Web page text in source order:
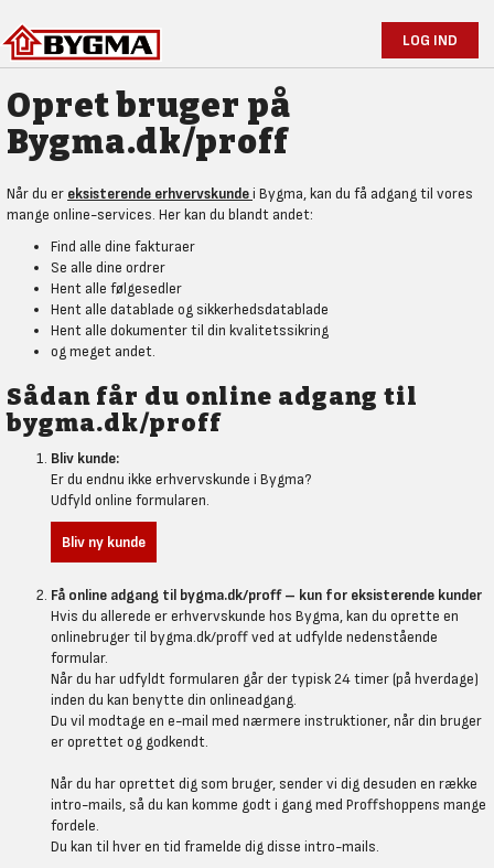
LOG IND
Opret bruger på
Bygma.dk/proff
Når du er eksisterende erhvervskundei Bygma, kan du få adgang til vores
mange online-services. Her kan du blandt andet:
Find alle dine fakturaer
Se alle dine ordrer
Hent alle følgesedler
Hent alle datablade og sikkerhedsdatablade
Hent alle dokumenter til din kvalitetssikring
og meget andet.
Sådan får du online adgang til
bygma.dk/proff
Bliv kunde:
Er du endnu ikke erhvervskunde i Bygma?
Udfyld online formularen.
Bliv ny kunde
Få online adgang til bygma.dk/proff– kun for eksisterende kunder
Hvis du allerede er erhvervskunde hos Bygma, kan du oprette en
onlinebruger til bygma.dk/proff ved at udfylde nedenstående
formular.
Når du har udfyldt formularen går der typisk 24 timer (på hverdage)
inden du kan benytte din onlineadgang.
Du vil modtage en e-mail med nærmere instruktioner, når din bruger
er oprettet og godkendt.
Når du har oprettet dig som bruger, sender vi dig desuden en række
intro-mails, så du kan komme godt i gang med Proffshoppens mange
fordele.
Du kan til hver en tid framelde dig disse intro-mails.